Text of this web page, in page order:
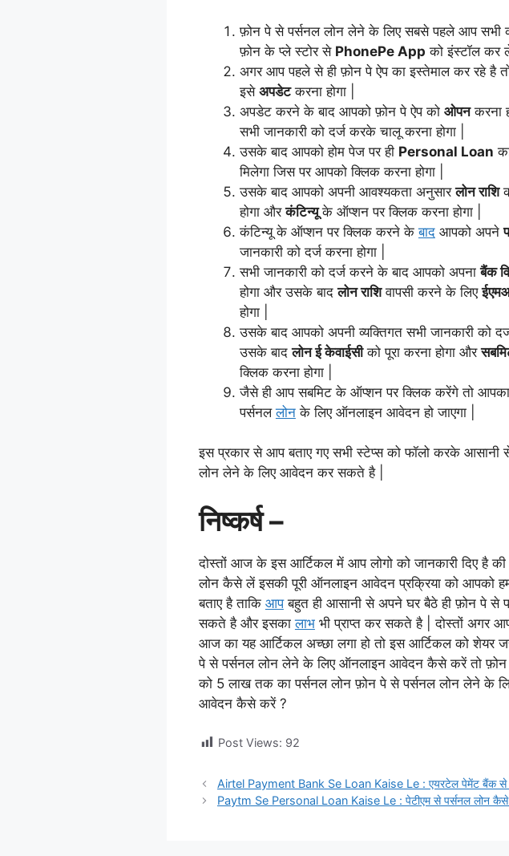
फ़ोन पे से पर्सनल लोन लेने के लिए सबसे पहले आप सभी
फ़ोन के प्ले स्टोर से PhonePe App को इंस्टॉल कर
अगर आप पहले से ही फ़ोन पे ऐप का इस्तेमाल कर रहे है
इसे अपडेटकरना होगा |
अपडेट करने के बाद आपको फ़ोन पे ऐप को ओपनकरना
सभी जानकारी को दर्ज करके चालू करना होगा |
उसके बाद आपको होम पेज पर ही Personal Loan
मिलेगा जिस पर आपको क्लिक करना होगा |
उसके बाद आपको अपनी आवश्यकता अनुसारलोन राशि
होगा औरकंटिन्यूके ऑप्शन पर क्लिक करना होगा |
कंटिन्यू के ऑप्शन पर क्लिक करने केबादआपको अपने
जानकारी को दर्ज करना होगा |
सभी जानकारी को दर्ज करने के बाद आपको अपनाबैंक
होगा और उसके बादलोन राशिवापसी करने के लिए
होगा |
उसके बाद आपको अपनी व्यक्तिगत सभी जानकारी को
उसके बादलोन ई केवाईसीको पूरा करना होगा और
क्लिक करना होगा |
जैसे ही आप सबमिट के ऑप्शन पर क्लिक करेंगे तो
पर्सनललोनके लिए ऑनलाइन आवेदन हो जाएगा |
इस प्रकार से आप बताए गए सभी स्टेप्स को फॉलो करके आसानी
लोन लेने के लिए आवेदन कर सकते है |
निष्कर्ष –
दोस्तों आज के इस आर्टिकल में आप लोगो को जानकारी दिए है
लोन कैसे लें इसकी पूरी ऑनलाइन आवेदन प्रक्रिया को आपको हम
बताए है ताकि आपबहुत ही आसानी से अपने घर बैठे ही फ़ोन पे से
सकते है और इसकालाभभी प्राप्त कर सकते है | दोस्तों अगर
आज का यह आर्टिकल अच्छा लगा हो तो इस आर्टिकल को शेयर
पे से पर्सनल लोन लेने के लिए ऑनलाइन आवेदन कैसे करें तो फ़ोन
को 5 लाख तक का पर्सनल लोन फ़ोन पे से पर्सनल लोन लेने के
आवेदन कैसे करें ?
Post Views: 92
Airtel Payment Bank Se Loan Kaise Le : एयरटेल पेमेंट बैंक से
Paytm Se Personal Loan Kaise Le : पेटीएम से पर्सनल लोन